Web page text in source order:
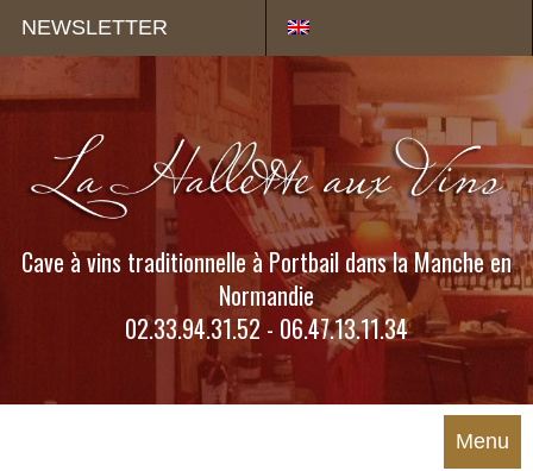
NEWSLETTER
Cave à vins traditionnelle à Portbail dans la Manche en
Normandie
02.33.94.31.52 - 06.47.13.11.34
Menu
Panneau de gestion des cookies